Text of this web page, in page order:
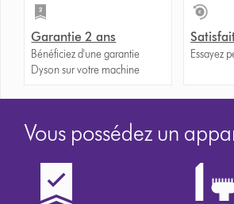
Garantie 2 ans
Bénéficiez d'une garantie
Dyson sur votre machine
Essayez
Vous possédez un